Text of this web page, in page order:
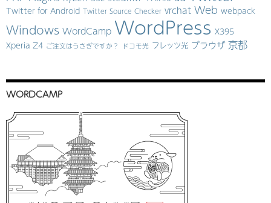
Twitter for Android Twitter Source Checker vrchat Web webpack
Windows WordCamp WordPress X395
Xperia Z4 ご注文はうさぎですか？ ドコモ光 フレッツ光 ブラウザ 京都
WORDCAMP